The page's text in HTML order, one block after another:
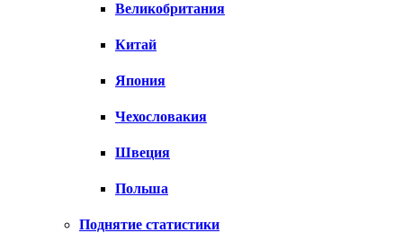
Великобритания
Китай
Япония
Чехословакия
Швеция
Польша
Поднятие статистики